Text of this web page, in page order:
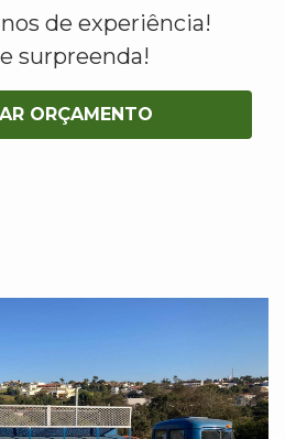
de experiência!
surpreenda!
ORÇAMENTO